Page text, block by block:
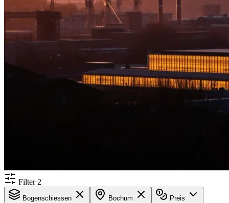
Filter 2
Bogenschiessen Bochum Preis